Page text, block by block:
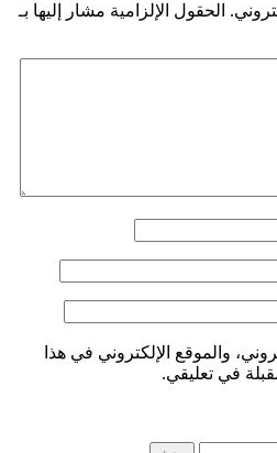
الحقول الإلزامية مشار إليها بـ
والموقع الإلكتروني في هذا
في تعليقي.